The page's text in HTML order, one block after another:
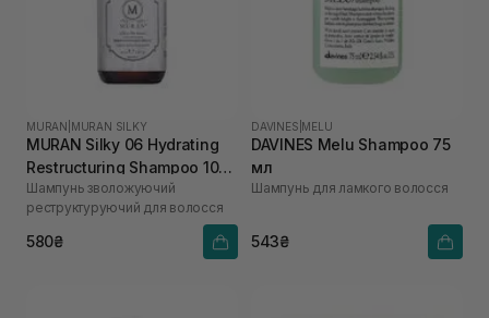
MURAN MURAN SILKY
MURAN Silky 06 Hydrating
Restructuring Shampoo 100
мл
Шампунь зволожуючий
реструктуруючий для волосся
580₴
DAVINES MELU
DAVINES Melu Shampoo 75
мл
Шампунь для ламкого волосся
543₴